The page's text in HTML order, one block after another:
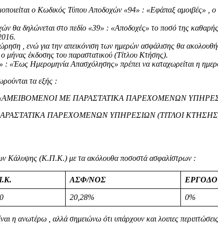
ο Κωδικός Τύπου Αποδοχών «94» : «Εφάπαξ αμοιβές» , ο
δηλώνεται στο πεδίο «39» : «Αποδοχές» το ποσό της καθαρής
, ενώ για την απεικόνιση των ημερών ασφάλισης θα
μήνας έκδοσης του παραστατικού (Τίτλου Κτήσης).
Ημερομηνία Απασχόλησης» πρέπει να καταχωρείται η
τα εξής :
«ΑΜΕΙΒΟΜΕΝΟΙ ΜΕ ΠΑΡΑΣΤΑΤΙΚΑ ΠΑΡΕΧΟΜΕΝΩΝ
ΠΑΡΑΣΤΑΤΙΚΑ ΠΑΡΕΧΟΜΕΝΩΝ ΥΠΗΡΕΣΙΩΝ (ΤΙΤΛΟΙ
Κάλυψης (Κ.Π.Κ.) με τα ακόλουθα ποσοστά ασφαλίστρων :
ΑΣΦ/ΝΟΣ
20,28% 0%
η ανωτέρω , αλλά σημειώνω ότι υπάρχουν και λοιπες